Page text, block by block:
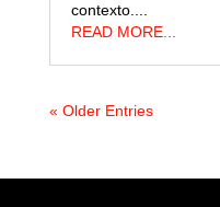
contexto....
READ MORE...
« Older Entries